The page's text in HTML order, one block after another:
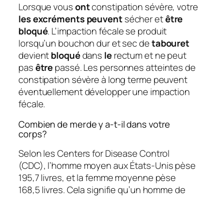
Lorsque vousontconstipation sévère, votre
les excréments peuventsécher etêtre
bloqué. L’impaction fécale se produit
lorsqu’un bouchon dur et sec detabouret
devientbloquédans lerectum et ne peut
pasêtrepassé. Les personnes atteintes de
constipation sévère à long terme peuvent
éventuellement développer une impaction
fécale.
Combien de merde y a-t-il dans votre
corps?
Selon les Centers for Disease Control
(CDC), l’homme moyen aux États-Unis pèse
195,7 livres, et la femme moyenne pèse
168,5 livres. Cela signifie qu’un homme de